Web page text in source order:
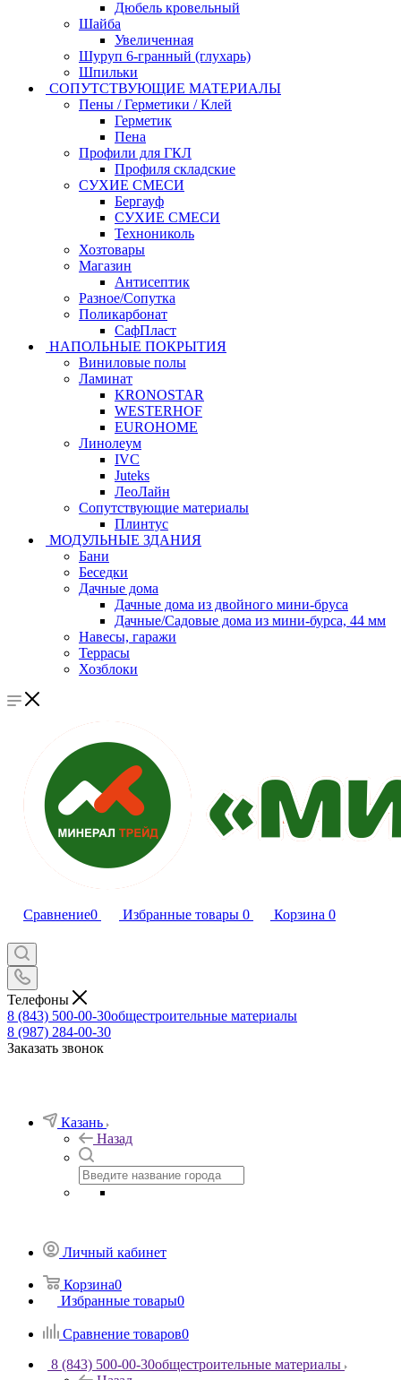
Дюбель кровельный
Шайба
Увеличенная
Шуруп 6-гранный (глухарь)
Шпильки
СОПУТСТВУЮЩИЕ МАТЕРИАЛЫ
Пены / Герметики / Клей
Герметик
Пена
Профили для ГКЛ
Профиля складские
СУХИЕ СМЕСИ
Бергауф
СУХИЕ СМЕСИ
Технониколь
Хозтовары
Магазин
Антисептик
Разное/Сопутка
Поликарбонат
СафПласт
НАПОЛЬНЫЕ ПОКРЫТИЯ
Виниловые полы
Ламинат
KRONOSTAR
WESTERHOF
EUROHOME
Линолеум
IVC
Juteks
ЛеоЛайн
Сопутствующие материалы
Плинтус
МОДУЛЬНЫЕ ЗДАНИЯ
Бани
Беседки
Дачные дома
Дачные дома из двойного мини-бруса
Дачные/Садовые дома из мини-бурса, 44 мм
Навесы, гаражи
Террасы
Хозблоки
Сравнение0 Избранные товары 0 Корзина 0
Телефоны
8 (843) 500-00-30общестроительные материалы
8 (987) 284-00-30
Заказать звонок
Казань
Назад
Личный кабинет
Корзина0
Избранные товары0
Сравнение товаров0
8 (843) 500-00-30общестроительные материалы